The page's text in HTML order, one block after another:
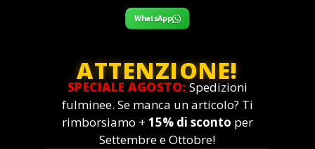
WhatsApp
ATTENZIONE!
SPECIALE AGOSTO: Spedizioni
fulminee. Se manca un articolo? Ti
rimborsiamo + 15% di sconto per
Settembre e Ottobre!